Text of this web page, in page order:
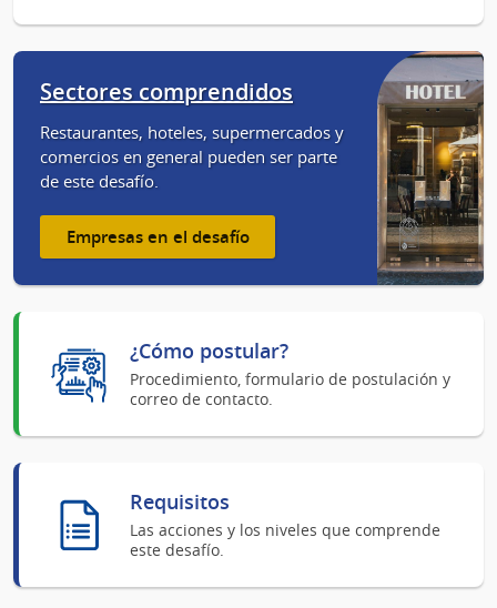
Sectores comprendidos
Restaurantes, hoteles, supermercados y
comercios en general pueden ser parte
de este desafío.
Empresas en el desafío
¿Cómo postular?
Procedimiento, formulario de postulación y
correo de contacto.
Requisitos
Las acciones y los niveles que comprende
este desafío.